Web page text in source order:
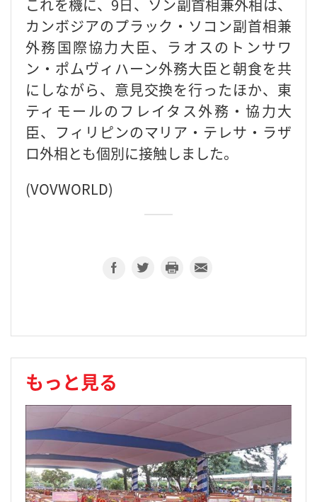
これを機に、9日、ソン副首相兼外相は、
カンボジアのプラック・ソコン副首相兼
外務国際協力大臣、ラオスのトンサワ
ン・ポムヴィハーン外務大臣と朝食を共
にしながら、意見交換を行ったほか、東
ティモールのフレイタス外務・協力大
臣、フィリピンのマリア・テレサ・ラザ
ロ外相とも個別に接触しました。
(VOVWORLD)
もっと見る